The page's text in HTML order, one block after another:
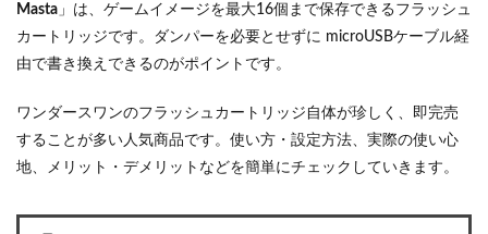
Masta 」は、ゲームイメージを最大16個まで保存できるフラッシュ
カートリッジです。ダンパーを必要とせずに microUSBケーブル経
由で書き換えできるのがポイントです。
ワンダースワンのフラッシュカートリッジ自体が珍しく、即完売
することが多い人気商品です。使い方・設定方法、実際の使い心
地、メリット・デメリットなどを簡単にチェックしていきます。